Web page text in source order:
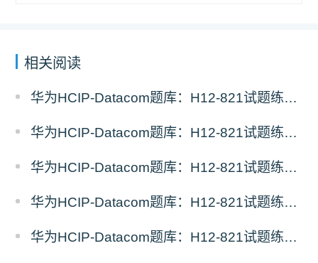
相关阅读
华为HCIP-Datacom题库：H12-821试题练习（7）
华为HCIP-Datacom题库：H12-821试题练习（6）
华为HCIP-Datacom题库：H12-821试题练习（5）
华为HCIP-Datacom题库：H12-821试题练习（4）
华为HCIP-Datacom题库：H12-821试题练习（3）